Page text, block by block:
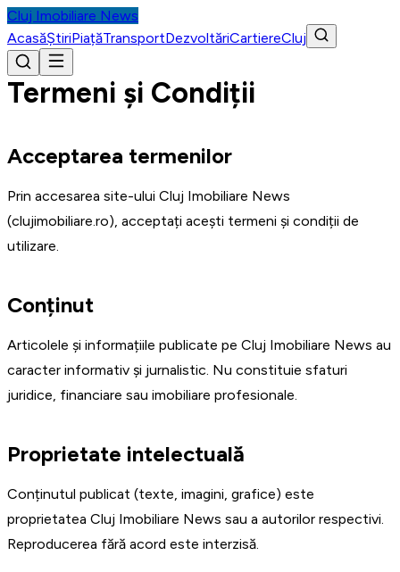
Cluj Imobiliare News
AcasăȘtiriPiațăTransportDezvoltăriCartiereCluj
Termeni și Condiții
Acceptarea termenilor
Prin accesarea site-ului Cluj Imobiliare News
(clujimobiliare.ro), acceptați acești termeni și condiții de
utilizare.
Conținut
Articolele și informațiile publicate pe Cluj Imobiliare News au
caracter informativ și jurnalistic. Nu constituie sfaturi
juridice, financiare sau imobiliare profesionale.
Proprietate intelectuală
Conținutul publicat (texte, imagini, grafice) este
proprietatea Cluj Imobiliare News sau a autorilor respectivi.
Reproducerea fără acord este interzisă.